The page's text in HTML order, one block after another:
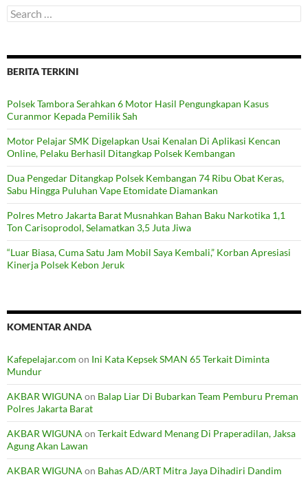
Search
for:
BERITA TERKINI
Polsek Tambora Serahkan 6 Motor Hasil Pengungkapan Kasus
Curanmor Kepada Pemilik Sah
Motor Pelajar SMK Digelapkan Usai Kenalan Di Aplikasi Kencan
Online, Pelaku Berhasil Ditangkap Polsek Kembangan
Dua Pengedar Ditangkap Polsek Kembangan 74 Ribu Obat Keras,
Sabu Hingga Puluhan Vape Etomidate Diamankan
Polres Metro Jakarta Barat Musnahkan Bahan Baku Narkotika 1,1
Ton Carisoprodol, Selamatkan 3,5 Juta Jiwa
“Luar Biasa, Cuma Satu Jam Mobil Saya Kembali,” Korban Apresiasi
Kinerja Polsek Kebon Jeruk
KOMENTAR ANDA
Kafepelajar.com on Ini Kata Kepsek SMAN 65 Terkait Diminta
Mundur
AKBAR WIGUNA on Balap Liar Di Bubarkan Team Pemburu Preman
Polres Jakarta Barat
AKBAR WIGUNA on Terkait Edward Menang Di Praperadilan, Jaksa
Agung Akan Lawan
AKBAR WIGUNA on Bahas AD/ART Mitra Jaya Dihadiri Dandim